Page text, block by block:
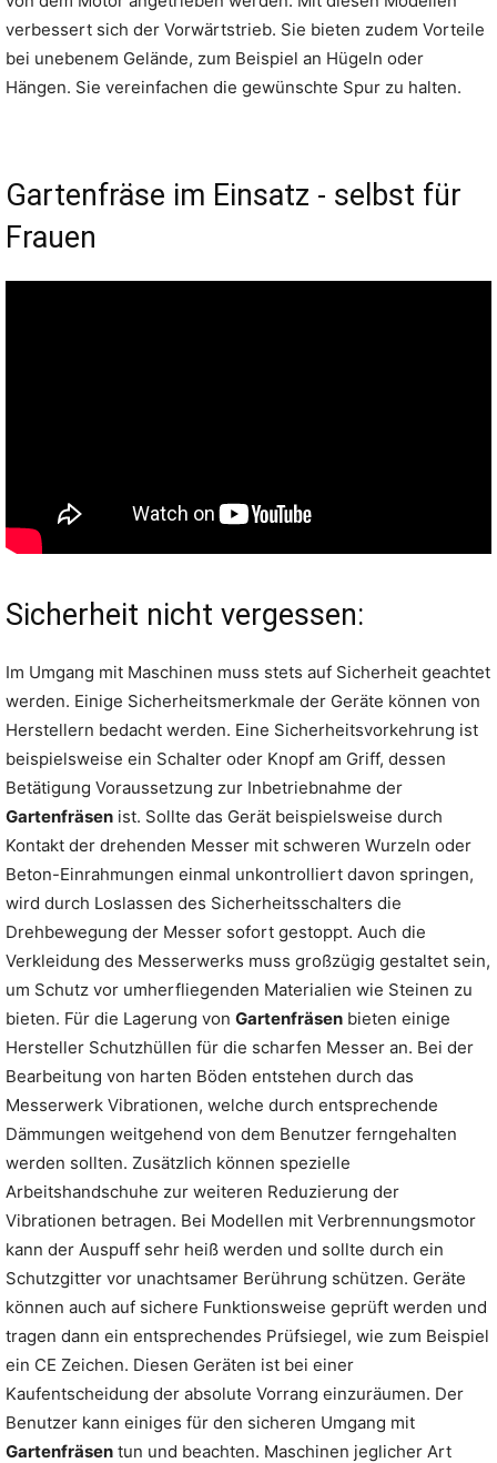
verbessert sich der Vorwärtstrieb. Sie bieten zudem Vorteile
bei unebenem Gelände, zum Beispiel an Hügeln oder
Hängen. Sie vereinfachen die gewünschte Spur zu halten.
Gartenfräse im Einsatz - selbst für
Frauen
Sicherheit nicht vergessen:
Im Umgang mit Maschinen muss stets auf Sicherheit geachtet
werden. Einige Sicherheitsmerkmale der Geräte können von
Herstellern bedacht werden. Eine Sicherheitsvorkehrung ist
beispielsweise ein Schalter oder Knopf am Griff, dessen
Betätigung Voraussetzung zur Inbetriebnahme der
Gartenfräsen ist. Sollte das Gerät beispielsweise durch
Kontakt der drehenden Messer mit schweren Wurzeln oder
Beton-Einrahmungen einmal unkontrolliert davon springen,
wird durch Loslassen des Sicherheitsschalters die
Drehbewegung der Messer sofort gestoppt. Auch die
Verkleidung des Messerwerks muss großzügig gestaltet sein,
um Schutz vor umherfliegenden Materialien wie Steinen zu
bieten. Für die Lagerung von Gartenfräsen bieten einige
Hersteller Schutzhüllen für die scharfen Messer an. Bei der
Bearbeitung von harten Böden entstehen durch das
Messerwerk Vibrationen, welche durch entsprechende
Dämmungen weitgehend von dem Benutzer ferngehalten
werden sollten. Zusätzlich können spezielle
Arbeitshandschuhe zur weiteren Reduzierung der
Vibrationen betragen. Bei Modellen mit Verbrennungsmotor
kann der Auspuff sehr heiß werden und sollte durch ein
Schutzgitter vor unachtsamer Berührung schützen. Geräte
können auch auf sichere Funktionsweise geprüft werden und
tragen dann ein entsprechendes Prüfsiegel, wie zum Beispiel
ein CE Zeichen. Diesen Geräten ist bei einer
Kaufentscheidung der absolute Vorrang einzuräumen. Der
Benutzer kann einiges für den sicheren Umgang mit
Gartenfräsen tun und beachten. Maschinen jeglicher Art